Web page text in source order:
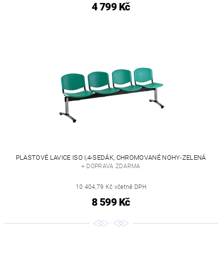
4 799 Kč
PLASTOVÉ LAVICE ISO I,4-SEDÁK, CHROMOVANÉ NOHY-ZELENÁ
+ DOPRAVA ZDARMA
10 404,79 Kč včetně DPH
8 599 Kč